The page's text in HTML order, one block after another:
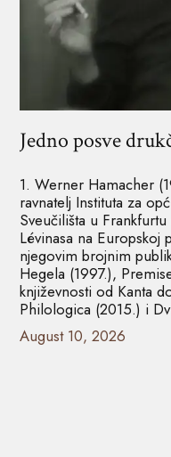
Jedno posve
1. Werner Hamacher
ravnatelj Instituta za
Sveučilišta u
Lévinasa na
njegovim brojnim
Hegela (1997.),
književnosti od Kanta
Philologica (2015.) i
August 10, 2026